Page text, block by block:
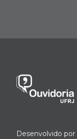
Desenvolvido por